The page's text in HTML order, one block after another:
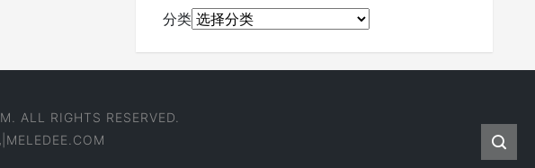
分类
ALL RIGHTS RESERVED.